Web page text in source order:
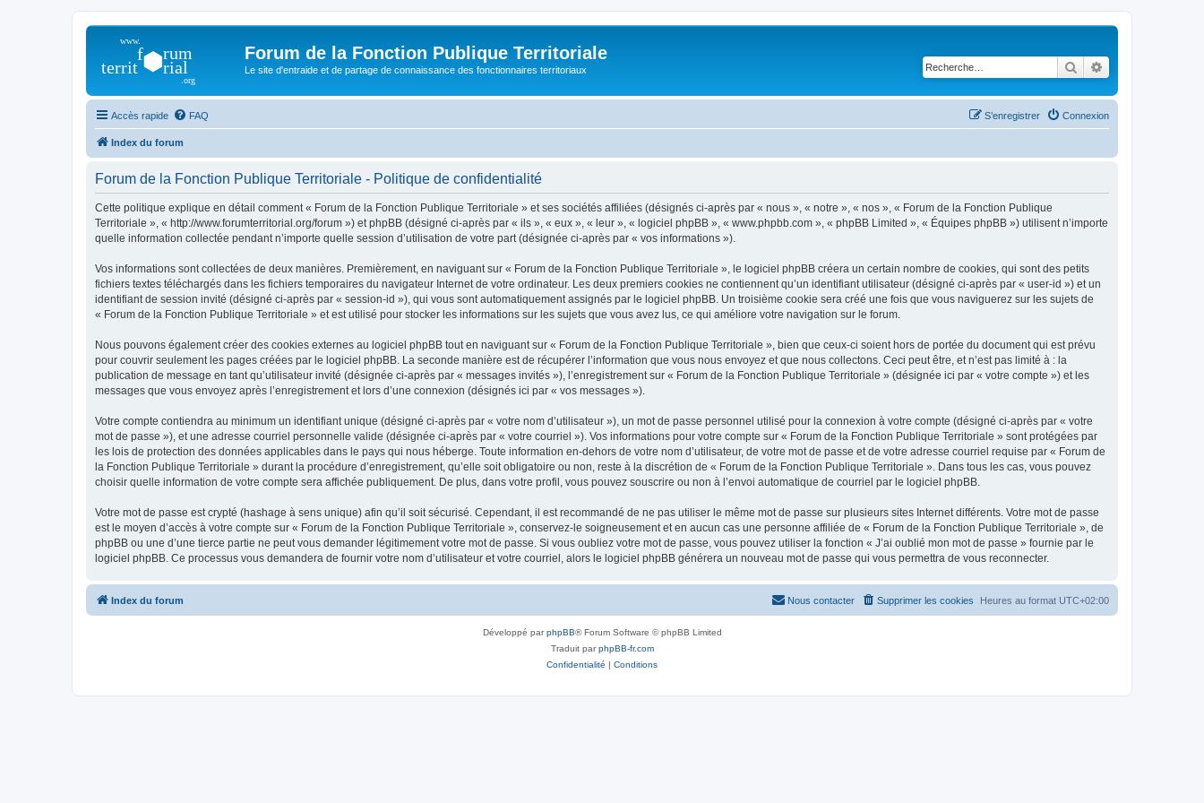
Forum de la Fonction Publique Territoriale
Le site d'entraide et de partage de connaissance des fonctionnaires territoriaux Rechercher
Accès rapide FAQ Connexion
S’enregistrer
Index du forum
Forum de la Fonction Publique Territoriale - Politique de confidentialité
Cette politique explique en détail comment « Forum de la Fonction Publique Territoriale » et ses sociétés affiliées (désignés ci-après par « nous », « notre », « nos », « Forum de la Fonction Publique
Territoriale », « http://www.forumterritorial.org/forum ») et phpBB (désigné ci-après par « ils », « eux », « leur », « logiciel phpBB », « www.phpbb.com », « phpBB Limited », « Équipes phpBB ») utilisent n’importe
quelle information collectée pendant n’importe quelle session d’utilisation de votre part (désignée ci-après par « vos informations »).
Vos informations sont collectées de deux manières. Premièrement, en naviguant sur « Forum de la Fonction Publique Territoriale », le logiciel phpBB créera un certain nombre de cookies, qui sont des petits
fichiers textes téléchargés dans les fichiers temporaires du navigateur Internet de votre ordinateur. Les deux premiers cookies ne contiennent qu’un identifiant utilisateur (désigné ci-après par « user-id ») et un
identifiant de session invité (désigné ci-après par « session-id »), qui vous sont automatiquement assignés par le logiciel phpBB. Un troisième cookie sera créé une fois que vous naviguerez sur les sujets de
« Forum de la Fonction Publique Territoriale » et est utilisé pour stocker les informations sur les sujets que vous avez lus, ce qui améliore votre navigation sur le forum.
Nous pouvons également créer des cookies externes au logiciel phpBB tout en naviguant sur « Forum de la Fonction Publique Territoriale », bien que ceux-ci soient hors de portée du document qui est prévu
pour couvrir seulement les pages créées par le logiciel phpBB. La seconde manière est de récupérer l’information que vous nous envoyez et que nous collectons. Ceci peut être, et n’est pas limité à : la
publication de message en tant qu’utilisateur invité (désignée ci-après par « messages invités »), l’enregistrement sur « Forum de la Fonction Publique Territoriale » (désignée ici par « votre compte ») et les
messages que vous envoyez après l’enregistrement et lors d’une connexion (désignés ici par « vos messages »).
Votre compte contiendra au minimum un identifiant unique (désigné ci-après par « votre nom d’utilisateur »), un mot de passe personnel utilisé pour la connexion à votre compte (désigné ci-après par « votre
mot de passe »), et une adresse courriel personnelle valide (désignée ci-après par « votre courriel »). Vos informations pour votre compte sur « Forum de la Fonction Publique Territoriale » sont protégées par
les lois de protection des données applicables dans le pays qui nous héberge. Toute information en-dehors de votre nom d’utilisateur, de votre mot de passe et de votre adresse courriel requise par « Forum de
la Fonction Publique Territoriale » durant la procédure d’enregistrement, qu’elle soit obligatoire ou non, reste à la discrétion de « Forum de la Fonction Publique Territoriale ». Dans tous les cas, vous pouvez
choisir quelle information de votre compte sera affichée publiquement. De plus, dans votre profil, vous pouvez souscrire ou non à l’envoi automatique de courriel par le logiciel phpBB.
Votre mot de passe est crypté (hashage à sens unique) afin qu’il soit sécurisé. Cependant, il est recommandé de ne pas utiliser le même mot de passe sur plusieurs sites Internet différents. Votre mot de passe
est le moyen d’accès à votre compte sur « Forum de la Fonction Publique Territoriale », conservez-le soigneusement et en aucun cas une personne affiliée de « Forum de la Fonction Publique Territoriale », de
phpBB ou une d’une tierce partie ne peut vous demander légitimement votre mot de passe. Si vous oubliez votre mot de passe, vous pouvez utiliser la fonction « J’ai oublié mon mot de passe » fournie par le
logiciel phpBB. Ce processus vous demandera de fournir votre nom d’utilisateur et votre courriel, alors le logiciel phpBB générera un nouveau mot de passe qui vous permettra de vous reconnecter.
Index du forum Heures au format UTC+02:00
Supprimer les cookies
Nous contacter
Développé parphpBB® Forum Software © phpBB Limited
Traduit parphpBB-fr.com
Confidentialité | Conditions